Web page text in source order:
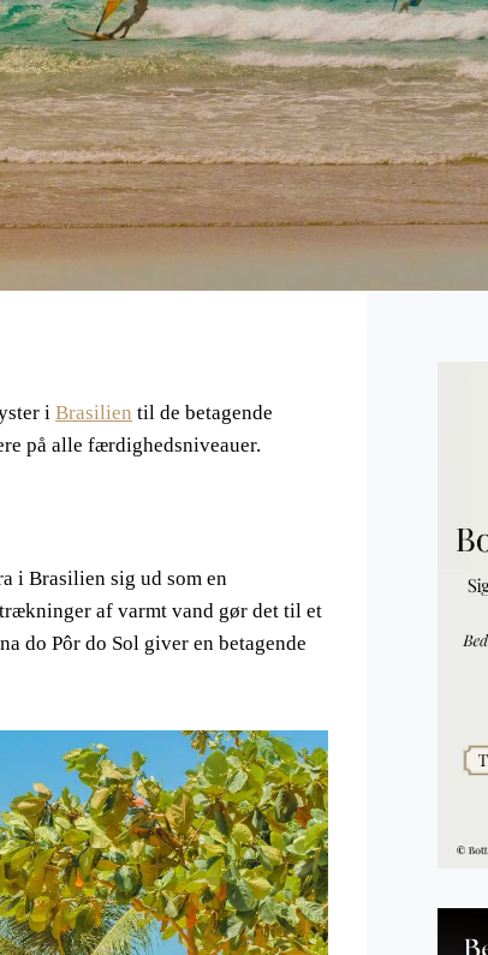
i Brasilien til de betagende
på alle færdighedsniveauer.
i Brasilien sig ud som en
af varmt vand gør det til et
do Pôr do Sol giver en betagende